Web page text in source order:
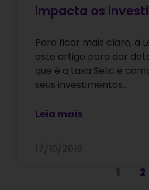
impacta os
Para ficar mais claro, a
este artigo para dar
que é a taxa Selic e
seus investimentos…
Leia mais
2